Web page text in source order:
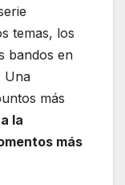
temas, los
bandos en
Una
más
a la
más